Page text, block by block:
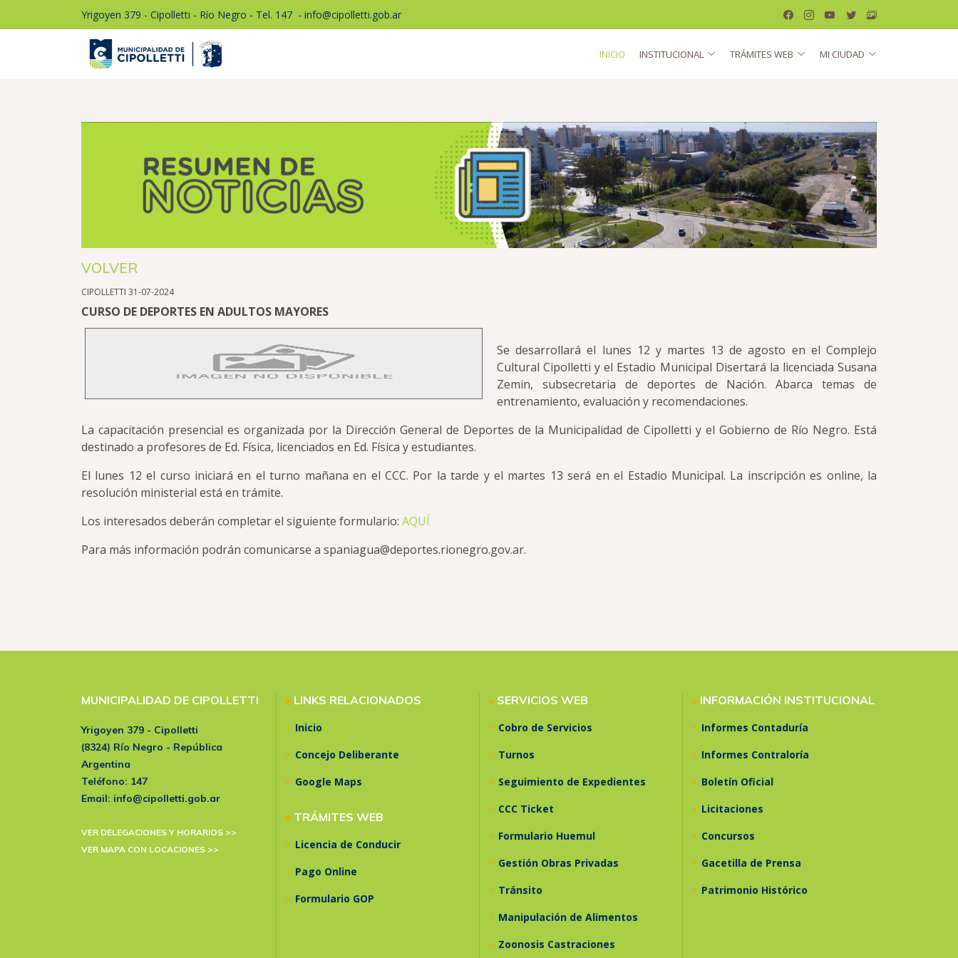
Yrigoyen 379 - Cipolletti - Río Negro - Tel. 147 - info@cipolletti.gob.ar
INICIO INSTITUCIONAL TRÁMITES WEB MI CIUDAD
VOLVER
CIPOLLETTI 31-07-2024
CURSO DE DEPORTES EN ADULTOS MAYORES
Se desarrollará el lunes 12 y martes 13 de agosto en el Complejo
Cultural Cipolletti y el Estadio Municipal Disertará la licenciada Susana
Zemin, subsecretaria de deportes de Nación. Abarca temas de
entrenamiento, evaluación y recomendaciones.
La capacitación presencial es organizada por la Dirección General de Deportes de la Municipalidad de Cipolletti y el Gobierno de Río Negro. Está
destinado a profesores de Ed. Física, licenciados en Ed. Física y estudiantes.
El lunes 12 el curso iniciará en el turno mañana en el CCC. Por la tarde y el martes 13 será en el Estadio Municipal. La inscripción es online, la
resolución ministerial está en trámite.
Los interesados deberán completar el siguiente formulario: AQUÍ
Para más información podrán comunicarse a spaniagua@deportes.rionegro.gov.ar.
MUNICIPALIDAD DE CIPOLLETTI
Yrigoyen 379 - Cipolletti
(8324) Río Negro - República
Argentina
Teléfono: 147
Email: info@cipolletti.gob.ar
VER DELEGACIONES Y HORARIOS >>
VER MAPA CON LOCACIONES >>
• LINKS RELACIONADOS
• Inicio
• Concejo Deliberante
• Google Maps
• TRÁMITES WEB
• Licencia de Conducir
• Pago Online
• Formulario GOP
• SERVICIOS WEB
• Cobro de Servicios
• Turnos
• Seguimiento de Expedientes
• CCC Ticket
• Formulario Huemul
• Gestión Obras Privadas
• Tránsito
• Manipulación de Alimentos
• Zoonosis Castraciones
• INFORMACIÓN INSTITUCIONAL
• Informes Contaduría
• Informes Contraloría
• Boletín Oficial
• Licitaciones
• Concursos
• Gacetilla de Prensa
• Patrimonio Histórico